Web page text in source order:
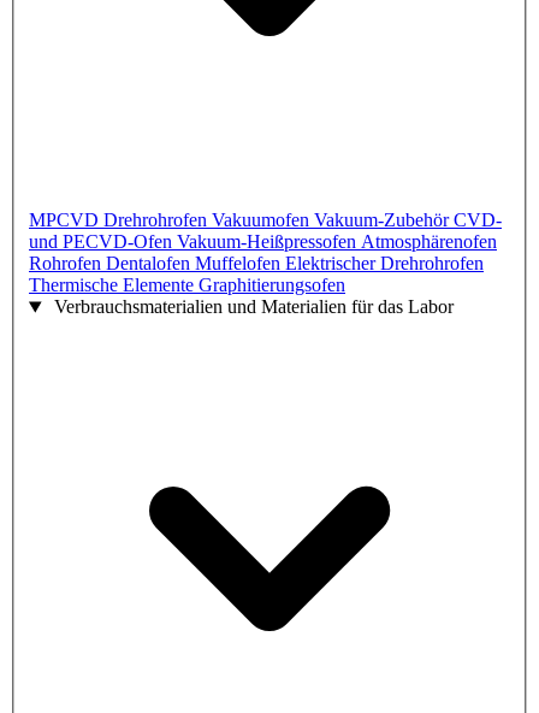
MPCVD Drehrohrofen Vakuumofen Vakuum-ZubehörCVD-
und PECVD-Ofen Vakuum-Heißpressofen Atmosphärenofen
Rohrofen Dentalofen Muffelofen Elektrischer Drehrohrofen
Thermische Elemente Graphitierungsofen
Verbrauchsmaterialien und Materialien für das Labor